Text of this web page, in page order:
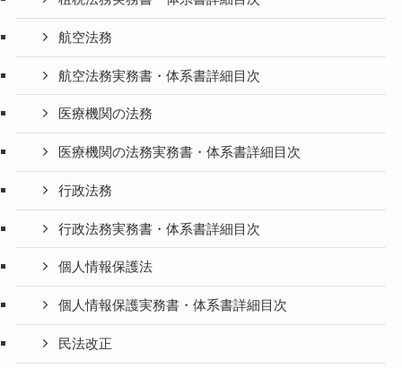
航空法務
航空法務実務書・体系書詳細目次
医療機関の法務
医療機関の法務実務書・体系書詳細目次
行政法務
行政法務実務書・体系書詳細目次
個人情報保護法
個人情報保護実務書・体系書詳細目次
民法改正